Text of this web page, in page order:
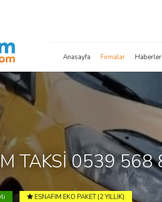
Anasayfa Firmalar Haberler
TAKSİ 0539 568
ESNAFIM EKO PAKET (2 YILLIK)